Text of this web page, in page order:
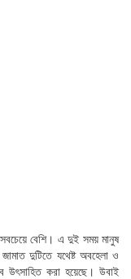
বেশি। এ দুই সময় মানুষ
দুটিতে যথেষ্ট অবহেলা ও
উৎসাহিত করা হয়েছে। উবাই